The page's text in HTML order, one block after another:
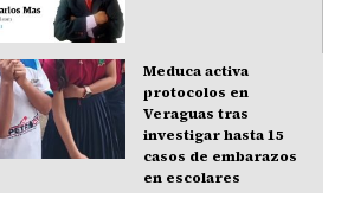
Meduca activa
protocolos en
Veraguas tras
investigar hasta 15
casos de embarazos
en escolares